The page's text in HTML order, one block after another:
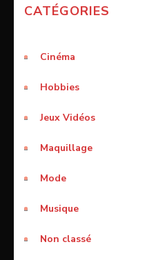
CATÉGORIES
Cinéma
Hobbies
Jeux Vidéos
Maquillage
Mode
Musique
Non classé